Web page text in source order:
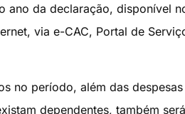
ano da declaração, disponível
via e-CAC, Portal de
no período, além das despesas
dependentes, também será